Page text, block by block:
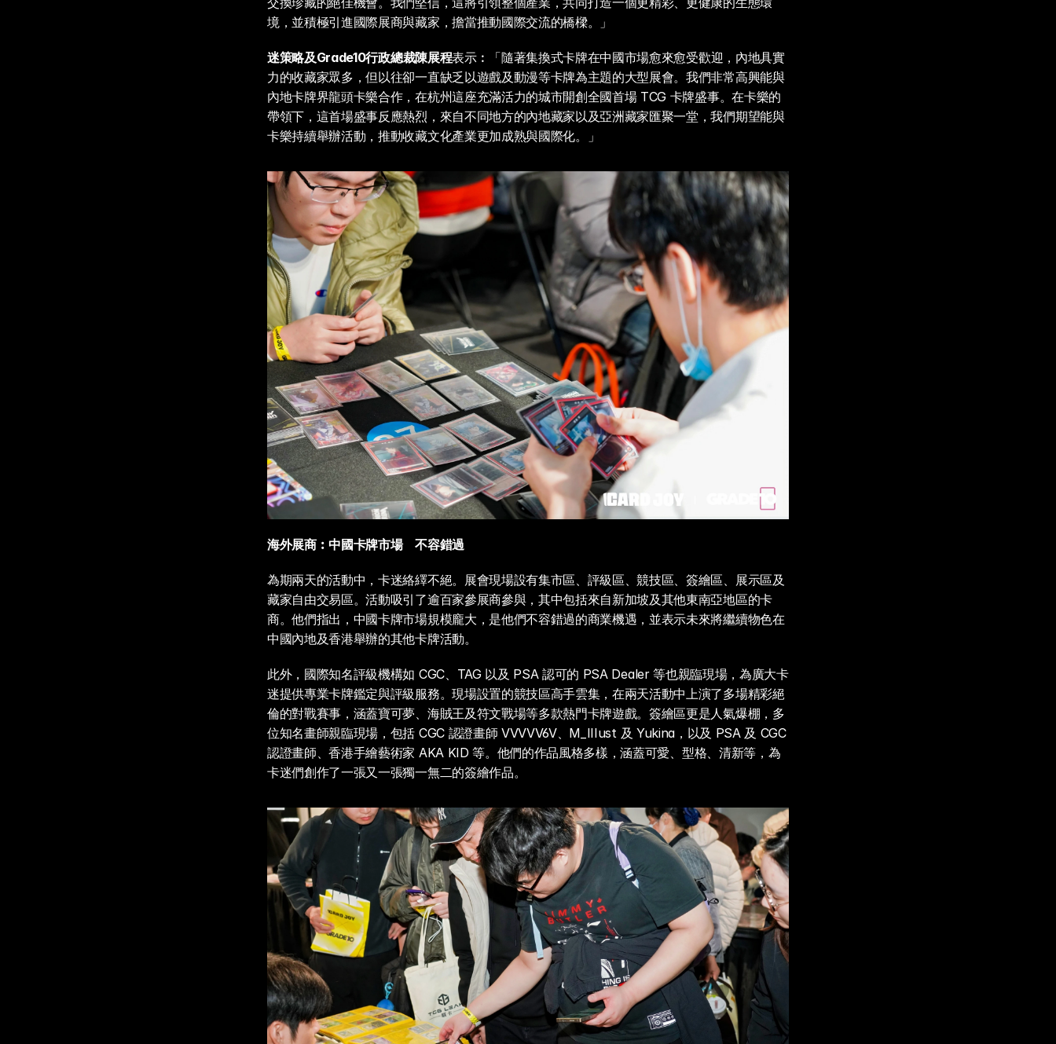
境，並積極引進國際展商與藏家，擔當推動國際交流的橋樑。」
迷策略及Grade10行政總裁陳展程表示︰「隨著集換式卡牌在中國市場愈來愈受歡迎，內地具實
力的收藏家眾多，但以往卻一直缺乏以遊戲及動漫等卡牌為主題的大型展會。我們非常高興能與
內地卡牌界龍頭卡樂合作，在杭州這座充滿活力的城市開創全國首場 TCG 卡牌盛事。在卡樂的
帶領下，這首場盛事反應熱烈，來自不同地方的內地藏家以及亞洲藏家匯聚一堂，我們期望能與
卡樂持續舉辦活動，推動收藏文化產業更加成熟與國際化。」
海外展商︰中國卡牌市場　不容錯過
為期兩天的活動中，卡迷絡繹不絕。展會現場設有集市區、評級區、競技區、簽繪區、展示區及
藏家自由交易區。活動吸引了逾百家參展商參與，其中包括來自新加坡及其他東南亞地區的卡
商。他們指出，中國卡牌市場規模龐大，是他們不容錯過的商業機遇，並表示未來將繼續物色在
中國內地及香港舉辦的其他卡牌活動。
此外，國際知名評級機構如 CGC、TAG 以及 PSA 認可的 PSA Dealer 等也親臨現場，為廣大卡
迷提供專業卡牌鑑定與評級服務。現場設置的競技區高手雲集，在兩天活動中上演了多場精彩絕
倫的對戰賽事，涵蓋寶可夢、海賊王及符文戰場等多款熱門卡牌遊戲。簽繪區更是人氣爆棚，多
位知名畫師親臨現場，包括 CGC 認證畫師 VVVVV6V、M_IIIust 及 Yukina，以及 PSA 及 CGC
認證畫師、香港手繪藝術家 AKA KID 等。他們的作品風格多樣，涵蓋可愛、型格、清新等，為
卡迷們創作了一張又一張獨一無二的簽繪作品。